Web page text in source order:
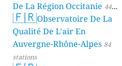
De La Région Occitanie 44
stations
🇫🇷Observatoire De La
Qualité De L'air En
Auvergne-Rhône-Alpes 84
stations